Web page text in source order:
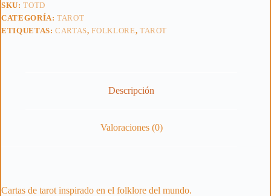
SKU:TOTD
CATEGORÍA:TAROT
ETIQUETAS:CARTAS,FOLKLORE, TAROT
Descripción
Valoraciones (0)
Cartas de tarot inspirado en el folklore del mundo.